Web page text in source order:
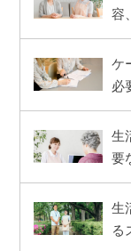
容
ケ
必
生
要
生
る